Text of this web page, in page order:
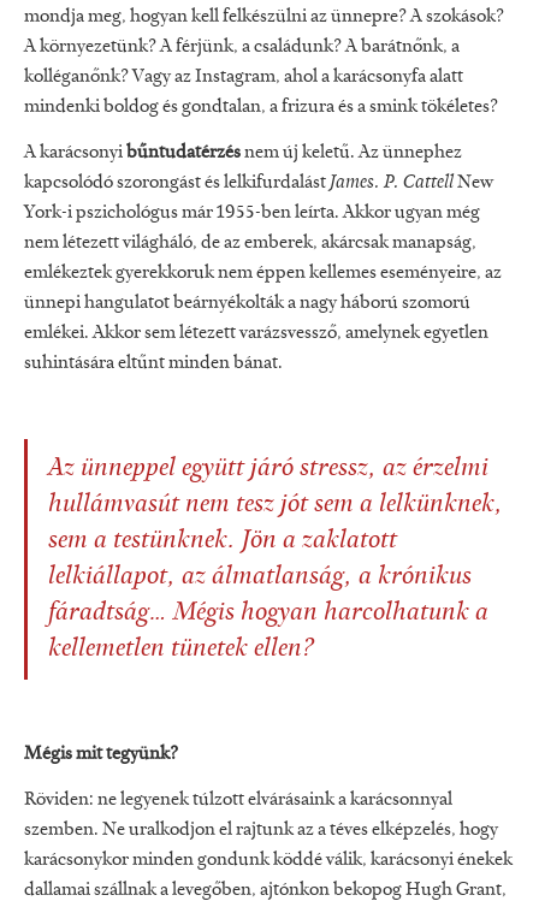
mondja meg, hogyan kell felkészülni az ünnepre? A szokások?
A környezetünk? A férjünk, a családunk? A barátnőnk, a
kolléganőnk? Vagy az Instagram, ahol a karácsonyfa alatt
mindenki boldog és gondtalan, a frizura és a smink tökéletes?
A karácsonyi bűntudatérzésnem új keletű. Az ünnephez
kapcsolódó szorongást és lelkifurdalást James. P. CattellNew
York-i pszichológus már 1955-ben leírta. Akkor ugyan még
nem létezett világháló, de az emberek, akárcsak manapság,
emlékeztek gyerekkoruk nem éppen kellemes eseményeire, az
ünnepi hangulatot beárnyékolták a nagy háború szomorú
emlékei. Akkor sem létezett varázsvessző, amelynek egyetlen
suhintására eltűnt minden bánat.
Az ünneppel együtt járó stressz, az érzelmi
hullámvasút nem tesz jót sem a lelkünknek,
sem a testünknek. Jön a zaklatott
lelkiállapot, az álmatlanság, a krónikus
fáradtság… Mégis hogyan harcolhatunk a
kellemetlen tünetek ellen?
Mégis mit tegyünk?
Röviden: ne legyenek túlzott elvárásaink a karácsonnyal
szemben. Ne uralkodjon el rajtunk az a téves elképzelés, hogy
karácsonykor minden gondunk köddé válik, karácsonyi énekek
dallamai szállnak a levegőben, ajtónkon bekopog Hugh Grant,